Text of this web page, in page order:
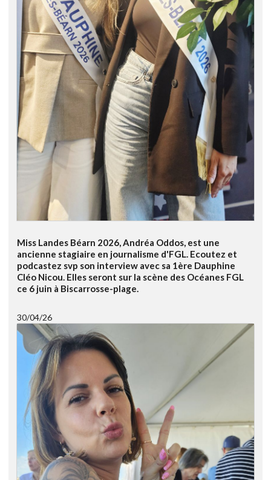
Miss Landes Béarn 2026, Andréa Oddos, est une
ancienne stagiaire en journalisme d'FGL. Ecoutez et
podcastez svp son interview avec sa 1ère Dauphine
Cléo Nicou. Elles seront sur la scène des Océanes FGL
ce 6 juin à Biscarrosse-plage.
30/04/26